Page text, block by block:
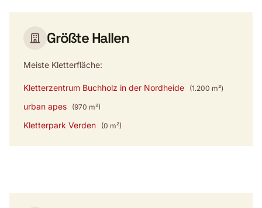
Größte Hallen
Meiste Kletterfläche:
Kletterzentrum Buchholz in der Nordheide (1.200 m²)
urban apes (970 m²)
Kletterpark Verden (0 m²)